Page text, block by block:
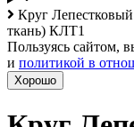
Круг
ткань) КЛТ1
Пользуясь сайтом,
и политикой в
Хорошо